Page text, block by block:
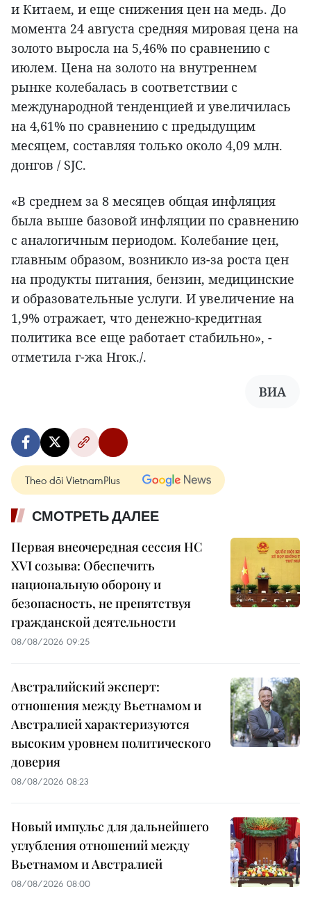
и Китаем, и еще снижения цен на медь. До
момента 24 августа средняя мировая цена на
золото выросла на 5,46% по сравнению с
июлем. Цена на золото на внутреннем
рынке колебалась в соответствии с
международной тенденцией и увеличилась
на 4,61% по сравнению с предыдущим
месяцем, составляя только около 4,09 млн.
донгов / SJC.
«В среднем за 8 месяцев общая инфляция
была выше базовой инфляции по сравнению
с аналогичным периодом. Колебание цен,
главным образом, возникло из-за роста цен
на продукты питания, бензин, медицинские
и образовательные услуги. И увеличение на
1,9% отражает, что денежно-кредитная
политика все еще работает стабильно», -
отметила г-жа Нгок./.
ВИА
Theo dõi VietnamPlus
СМОТРЕТЬ ДАЛЕЕ
Первая внеочередная сессия НС
XVI созыва: Обеспечить
национальную оборону и
безопасность, не препятствуя
гражданской деятельности
08/08/2026 09:25
Австралийский эксперт:
отношения между Вьетнамом и
Австралией характеризуются
высоким уровнем политического
доверия
08/08/2026 08:23
Новый импульс для дальнейшего
углубления отношений между
Вьетнамом и Австралией
08/08/2026 08:00